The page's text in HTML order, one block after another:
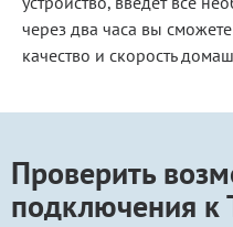
через два часа вы
качество и скорость
Проверить
подключения к